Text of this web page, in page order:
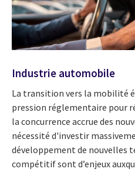
Industrie automobile
La transition vers la mobilité
pression réglementaire pour
la concurrence accrue des
nécessité d'investir
développement de nouvelles
compétitif sont d’enjeux